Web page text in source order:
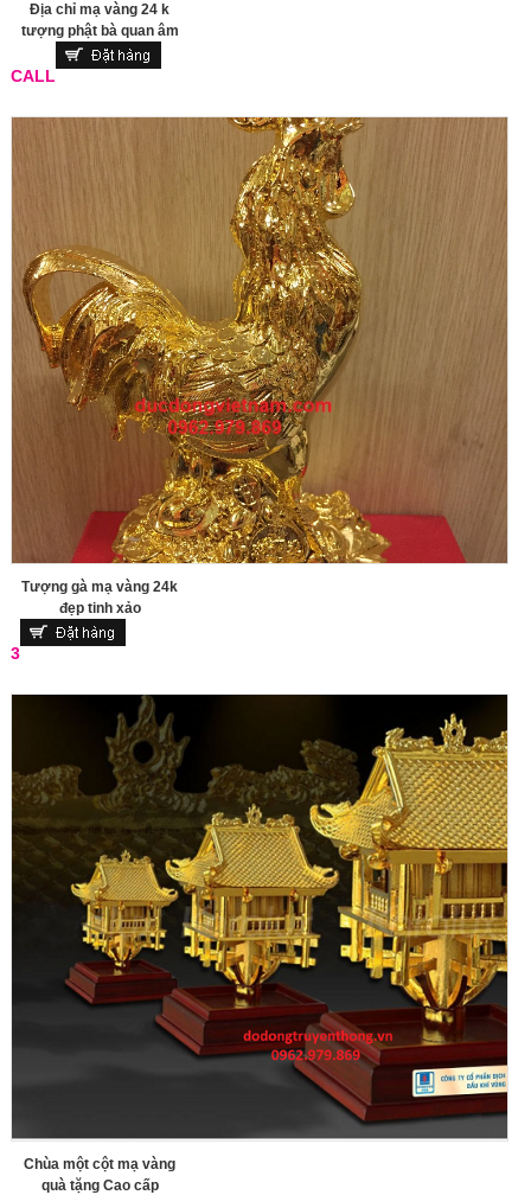
Địa chỉ mạ vàng 24 k
tượng phật bà quan âm
CALL
Tượng gà mạ vàng 24k
đẹp tinh xảo
3
Chùa một cột mạ vàng
quà tặng Cao cấp